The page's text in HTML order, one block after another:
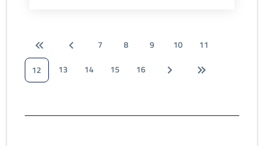
7 8 9 10
11
12
13 14 15 16